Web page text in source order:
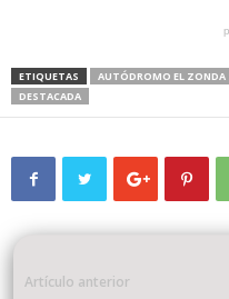
ETIQUETAS AUTÓDROMO EL ZONDA
DESTACADA
Artículo anterior